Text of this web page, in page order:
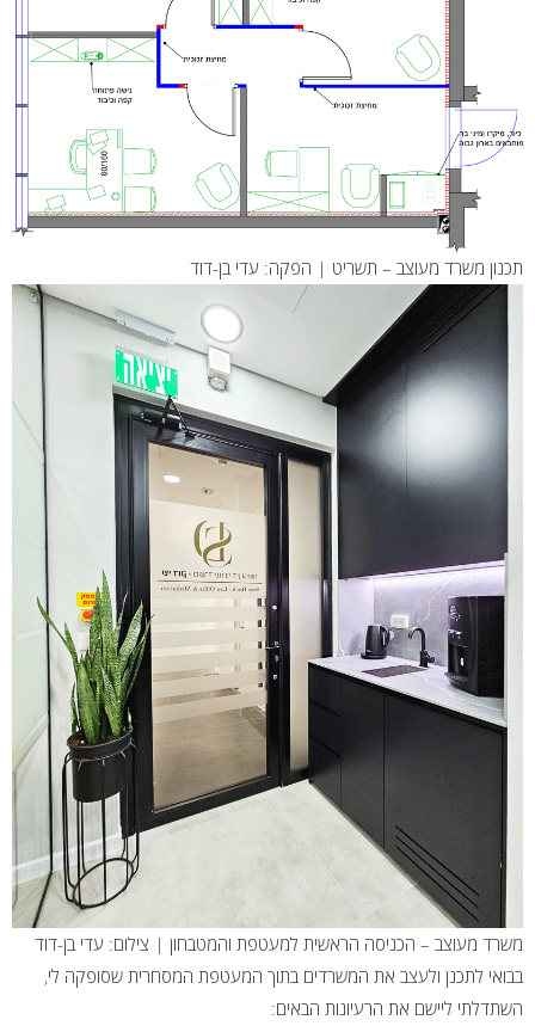
תכנון משרד מעוצב – תשריט | הפקה: עדי בן-דוד
משרד מעוצב – הכניסה הראשית למעטפת והמטבחון | צילום: עדי בן-דוד
בבואי לתכנן ולעצב את המשרדים בתוך המעטפת המסחרית שסופקה לי,
השתדלתי ליישם את הרעיונות הבאים: